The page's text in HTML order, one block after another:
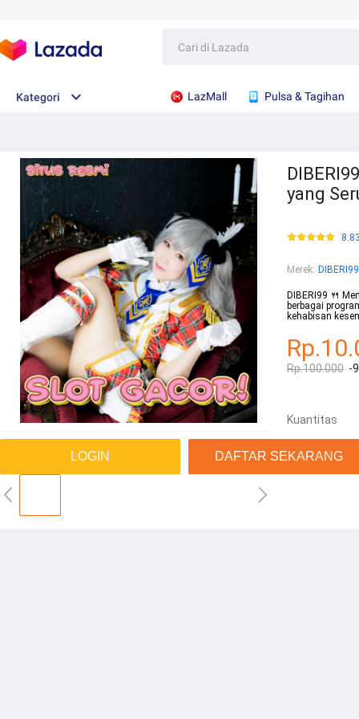
Kategori LazMall Pulsa & Tagihan
LOGIN DAFTAR SEKARANG
yang
Merek: DIBERI99
DIBERI99 🍴
berbagai
kehabisan
Rp.100.000 -
Kuantitas